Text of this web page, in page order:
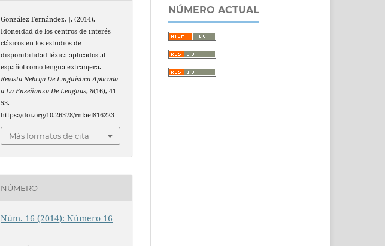
González Fernández, J. (2014).
Idoneidad de los centros de interés
clásicos en los estudios de
disponibilidad léxica aplicados al
español como lengua extranjera.
Revista Nebrija De Lingüística Aplicada
a La Enseñanza De Lenguas,8(16), 41–
53.
https://doi.org/10.26378/rnlael816223
Más formatos de cita
NÚMERO
Núm. 16 (2014): Número 16
NÚMERO ACTUAL